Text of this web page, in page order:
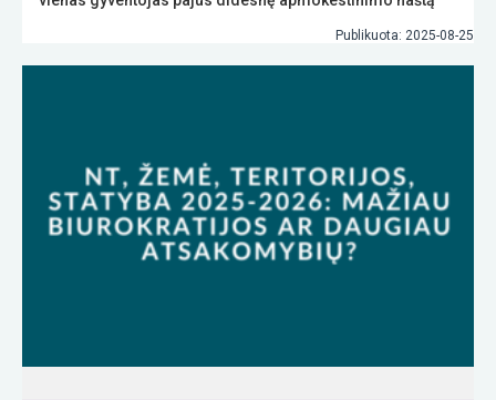
Publikuota: 2025-08-25